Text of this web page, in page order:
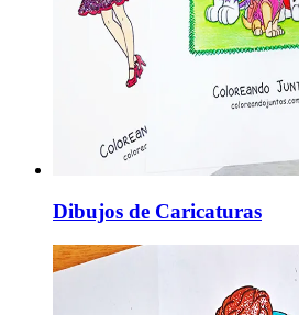
Dibujos de Caricaturas